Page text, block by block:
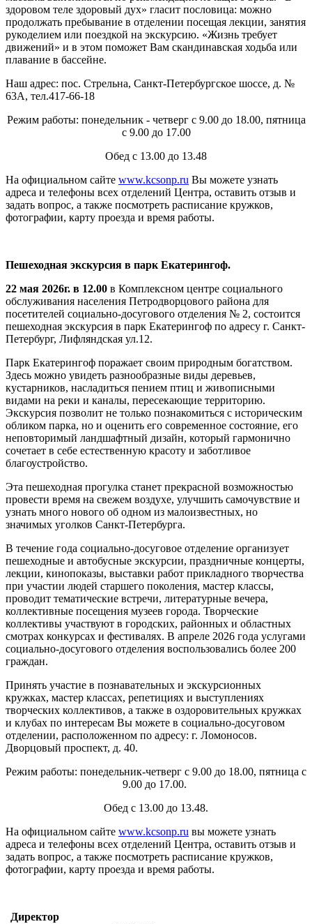
здоровом теле здоровый дух» гласит пословица: можно
продолжать пребывание в отделении посещая лекции, занятия
рукоделием или поездкой на экскурсию. «Жизнь требует
движений» и в этом поможет Вам скандинавская ходьба или
плавание в бассейне.
Наш адрес: пос. Стрельна, Санкт-Петербургское шоссе, д. №
63А, тел.417-66-18
Режим работы: понедельник - четверг с 9.00 до 18.00, пятница
с 9.00 до 17.00
Обед с 13.00 до 13.48
На официальном сайте www.kcsonp.ru Вы можете узнать
адреса и телефоны всех отделений Центра, оставить отзыв и
задать вопрос, а также посмотреть расписание кружков,
фотографии, карту проезда и время работы.
Пешеходная экскурсия в парк Екатерингоф.
22 мая 2026г. в 12.00 в Комплексном центре социального
обслуживания населения Петродворцового района для
посетителей социально-досугового отделения № 2, состоится
пешеходная экскурсия в парк Екатерингоф по адресу г. Санкт-
Петербург, Лифляндская ул.12.
Парк Екатерингоф поражает своим природным богатством.
Здесь можно увидеть разнообразные виды деревьев,
кустарников, насладиться пением птиц и живописными
видами на реки и каналы, пересекающие территорию.
Экскурсия позволит не только познакомиться с историческим
обликом парка, но и оценить его современное состояние, его
неповторимый ландшафтный дизайн, который гармонично
сочетает в себе естественную красоту и заботливое
благоустройство.
Эта пешеходная прогулка станет прекрасной возможностью
провести время на свежем воздухе, улучшить самочувствие и
узнать много нового об одном из малоизвестных, но
значимых уголков Санкт-Петербурга.
В течение года социально-досуговое отделение организует
пешеходные и автобусные экскурсии, праздничные концерты,
лекции, кинопоказы, выставки работ прикладного творчества
при участии людей старшего поколения, мастер классы,
проводит тематические встречи, литературные вечера,
коллективные посещения музеев города. Творческие
коллективы участвуют в городских, районных и областных
смотрах конкурсах и фестивалях. В апреле 2026 года услугами
социально-досугового отделения воспользовались более 200
граждан.
Принять участие в познавательных и экскурсионных
кружках, мастер классах, репетициях и выступлениях
творческих коллективов, а также в оздоровительных кружках
и клубах по интересам Вы можете в социально-досуговом
отделении, расположенном по адресу: г. Ломоносов.
Дворцовый проспект, д. 40.
Режим работы: понедельник-четверг с 9.00 до 18.00, пятница с
9.00 до 17.00.
Обед с 13.00 до 13.48.
На официальном сайте www.kcsonp.ru вы можете узнать
адреса и телефоны всех отделений Центра, оставить отзыв и
задать вопрос, а также посмотреть расписание кружков,
фотографии, карту проезда и время работы.
Директор